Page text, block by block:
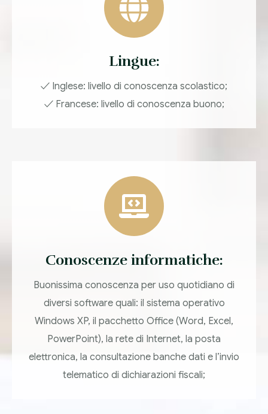
Lingue:
✓ Inglese: livello di conoscenza scolastico;
✓ Francese: livello di conoscenza buono;
Conoscenze informatiche:
Buonissima conoscenza per uso quotidiano di
diversi software quali: il sistema operativo
Windows XP, il pacchetto Office (Word, Excel,
PowerPoint), la rete di Internet, la posta
elettronica, la consultazione banche dati e l’invio
telematico di dichiarazioni fiscali;